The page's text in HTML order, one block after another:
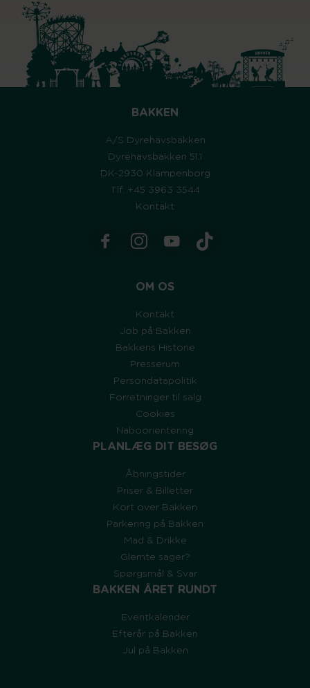
BAKKEN
A/S Dyrehavsbakken
Dyrehavsbakken 51.1
DK-2930 Klampenborg
Tlf. +45 3963 3544
Kontakt
OM OS
Kontakt
Job på Bakken
Bakkens Historie
Presserum
Persondatapolitik
Forretninger til salg
Cookies
Naboorientering
PLANLÆG DIT BESØG
Åbningstider
Priser & Billetter
Kort over Bakken
Parkering på Bakken
Mad & Drikke
Glemte sager?
Spørgsmål & Svar
BAKKEN ÅRET RUNDT
Eventkalender
Efterår på Bakken
Jul på Bakken